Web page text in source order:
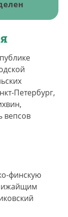
Петербург,
вепсов
и
вепсских
финскую